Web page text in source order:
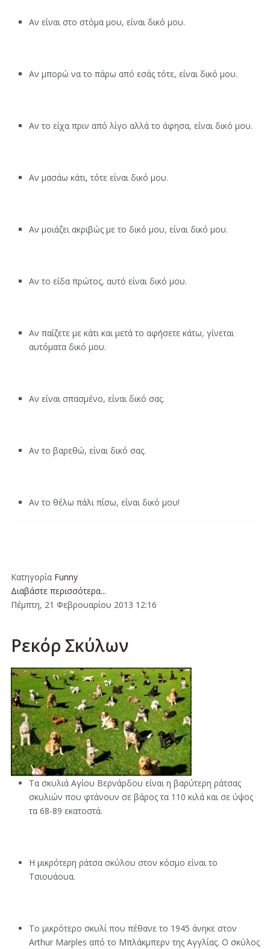
Αν είναι στο στόμα μου, είναι δικό μου.
Αν μπορώ να το πάρω από εσάς τότε, είναι δικό μου.
Αν το είχα πριν από λίγο αλλά το άφησα, είναι δικό μου.
Αν μασάω κάτι, τότε είναι δικό μου.
Αν μοιάζει ακριβώς με το δικό μου, είναι δικό μου.
Αν το είδα πρώτος, αυτό είναι δικό μου.
Αν παίζετε με κάτι και μετά το αφήσετε κάτω, γίνεται
αυτόματα δικό μου.
Αν είναι σπασμένο, είναι δικό σας.
Αν το βαρεθώ, είναι δικό σας.
Αν το θέλω πάλι πίσω, είναι δικό μου!
Κατηγορία Funny
Διαβάστε περισσότερα...
Πέμπτη, 21 Φεβρουαρίου 2013 12:16
Ρεκόρ Σκύλων
Τα σκυλιά Αγίου Βερνάρδου είναι η βαρύτερη ράτσας
σκυλιών που φτάνουν σε βάρος τα 110 κιλά και σε ύψος
τα 68-89 εκατοστά.
Η μικρότερη ράτσα σκύλου στον κόσμο είναι το
Τσιουάουα.
Το μικρότερο σκυλί που πέθανε το 1945 άνηκε στον
Arthur Marples από το Μπλάκμπερν της Αγγλίας. Ο σκύλος